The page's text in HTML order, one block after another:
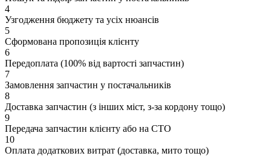
4
Узгодження бюджету та усіх нюансів
5
Сформована пропозиція клієнту
6
Передоплата (100% від вартості запчастин)
7
Замовлення запчастин у постачальників
8
Доставка запчастин (з інших міст, з-за кордону тощо)
9
Передача запчастин клієнту або на СТО
10
Оплата додаткових витрат (доставка, мито тощо)